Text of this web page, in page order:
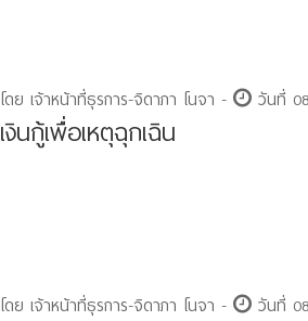
โดย เจ้าหน้าที่ธุรการ-จิดาภา โนจา - วันที่
เงินกู้เพื่อเหตุฉุกเฉิน
โดย เจ้าหน้าที่ธุรการ-จิดาภา โนจา - วันที่